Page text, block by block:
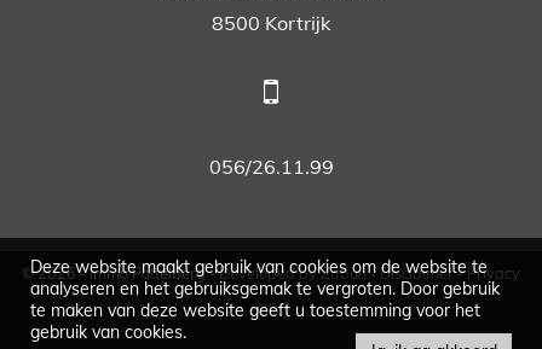
8500 Kortrijk
056/26.11.99
© 2026 - Immo Pottelberg -Developed by Zabun- Disclaimer-Privacy
policy
Deze website maakt gebruik van cookies om de website te
analyseren en het gebruiksgemak te vergroten. Door gebruik
te maken van deze website geeft u toestemming voor het
gebruik van cookies.